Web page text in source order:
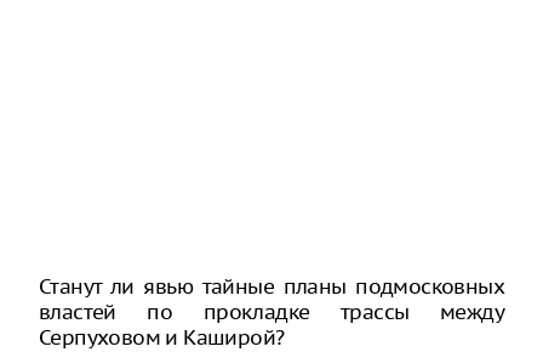
Станут ли явью тайные планы подмосковных
властей по прокладке трассы между
Серпуховом и Каширой?